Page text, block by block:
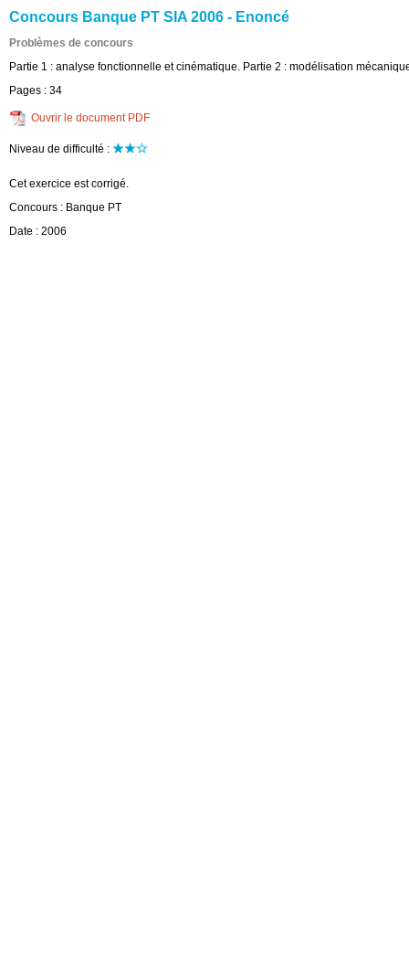
Concours Banque PT SIA 2006 - Enoncé
Problèmes de concours
Partie 1 : analyse fonctionnelle et cinématique. Partie 2 : modélisation
Pages : 34
Ouvrir le document PDF
Niveau de difficulté :
Cet exercice est corrigé.
Concours : Banque PT
Date : 2006